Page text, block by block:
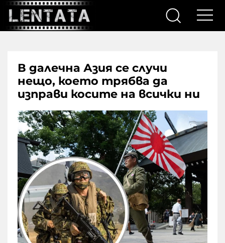
В далечна Азия се случи
нещо, което трябва да
изправи косите на всички ни